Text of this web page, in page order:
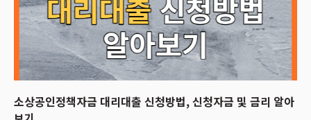
소상공인정책자금 대리대출 신청방법, 신청자금 및 금리 알아